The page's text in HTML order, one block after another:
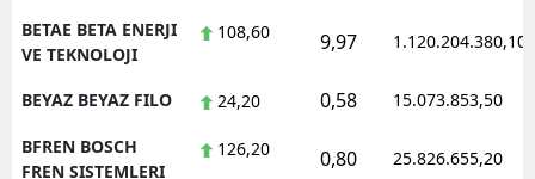
BETAE BETA ENERJI
VE TEKNOLOJI
108,60 9,97 1.120.204.380,10
BEYAZ BEYAZ FILO 24,20 0,58 15.073.853,50
BFREN BOSCH
FREN SISTEMLERI
126,20 0,80 25.826.655,20